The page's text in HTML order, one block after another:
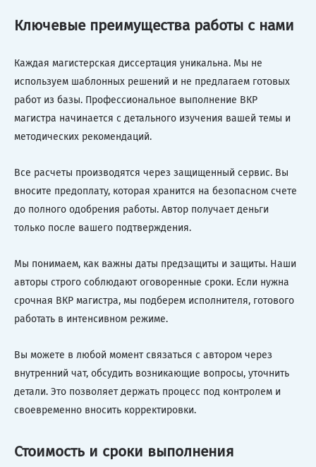
Ключевые преимущества работы с нами
Каждая магистерская диссертация уникальна. Мы не
используем шаблонных решений и не предлагаем готовых
работ из базы. Профессиональное выполнение ВКР
магистра начинается с детального изучения вашей темы и
методических рекомендаций.
Все расчеты производятся через защищенный сервис. Вы
вносите предоплату, которая хранится на безопасном счете
до полного одобрения работы. Автор получает деньги
только после вашего подтверждения.
Мы понимаем, как важны даты предзащиты и защиты. Наши
авторы строго соблюдают оговоренные сроки. Если нужна
срочная ВКР магистра, мы подберем исполнителя, готового
работать в интенсивном режиме.
Вы можете в любой момент связаться с автором через
внутренний чат, обсудить возникающие вопросы, уточнить
детали. Это позволяет держать процесс под контролем и
своевременно вносить корректировки.
Стоимость и сроки выполнения